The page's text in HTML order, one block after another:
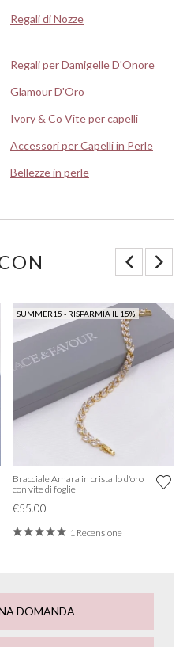
Regali di Nozze
Regali per Damigelle D'Onore
Glamour D'Oro
Ivory & Co Vite per capelli
Accessori per Capelli in Perle
Bellezze in perle
SUMMER15 - RISPARMIA IL 15%
Bracciale Amara in cristallo d'oro
con vite di foglie
€55.00
1 Recensione
DOMANDA